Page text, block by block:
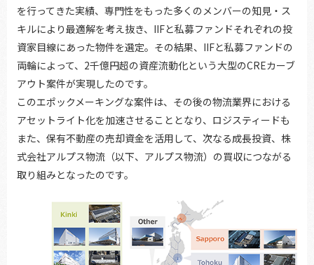
を行ってきた実績、専門性をもった多くのメンバーの知見・ス
キルにより最適解を考え抜き、IIFと私募ファンドそれぞれの投
資家目線にあった物件を選定。その結果、IIFと私募ファンドの
両輪によって、2千億円超の資産流動化という大型のCREカーブ
アウト案件が実現したのです。
このエポックメーキングな案件は、その後の物流業界における
アセットライト化を加速させることとなり、ロジスティードも
また、保有不動産の売却資金を活用して、次なる成長投資、株
式会社アルプス物流（以下、アルプス物流）の買収につながる
取り組みとなったのです。